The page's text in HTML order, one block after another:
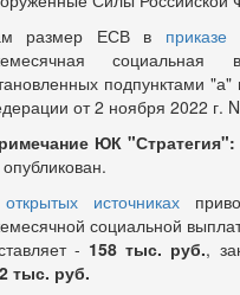
размер ЕСВ в приказе
социальная
подпунктами
от 2 ноября 2022 г.
ЮК "Стратегия":
открытых источниках
социальной
- 158 тыс. руб.,
тыс. руб.